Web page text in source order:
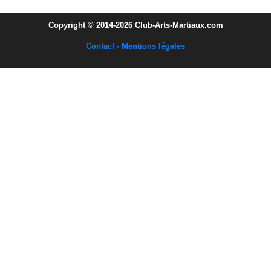
Copyright © 2014-2026 Club-Arts-Martiaux.com
Contact - Mentions légales